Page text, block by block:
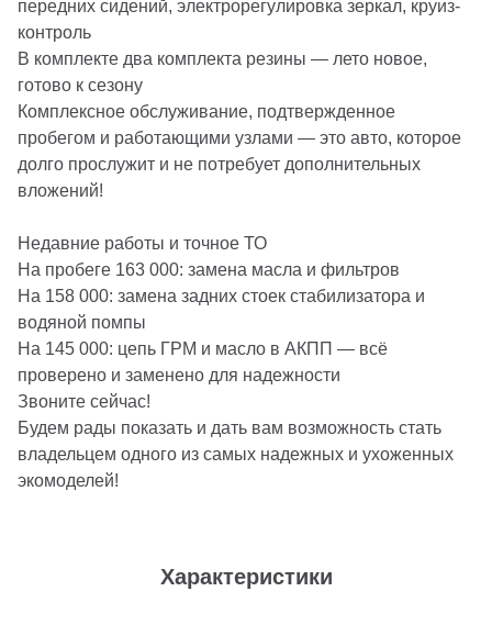
Характеристики
передних сидений, электрорегулировка зеркал, круиз-
контроль
В комплекте два комплекта резины — лето новое,
готово к сезону
Комплексное обслуживание, подтвержденное
пробегом и работающими узлами — это авто, которое
долго прослужит и не потребует дополнительных
вложений!
Недавние работы и точное ТО
На пробеге 163 000: замена масла и фильтров
На 158 000: замена задних стоек стабилизатора и
водяной помпы
На 145 000: цепь ГРМ и масло в АКПП — всё
проверено и заменено для надежности
Звоните сейчас!
Будем рады показать и дать вам возможность стать
владельцем одного из самых надежных и ухоженных
экомоделей!